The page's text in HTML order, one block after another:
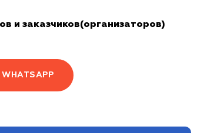
и заказчиков(организаторов)